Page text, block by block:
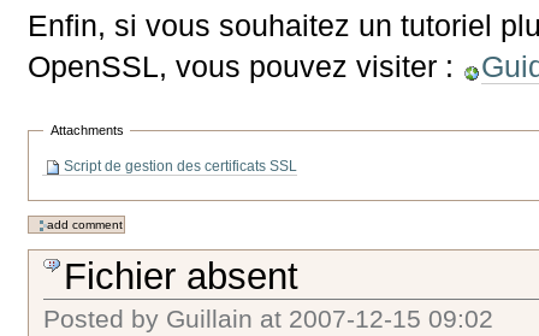
Enfin, si vous souhaitez un tutoriel
OpenSSL, vous pouvez visiter :
Attachments
Script de gestion des certificats SSL
Fichier absent
Posted by Guillain at 2007-12-15 09:02